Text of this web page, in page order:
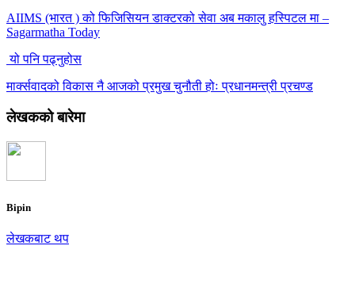
AIIMS (भारत ) को फिजिसियन डाक्टरको सेवा अब मकालु हस्पिटल मा –
Sagarmatha Today
यो पनि पढ्नुहोस
मार्क्सवादको विकास नै आजको प्रमुख चुनौती होः प्रधानमन्त्री प्रचण्ड
लेखकको बारेमा
Bipin
लेखकबाट थप